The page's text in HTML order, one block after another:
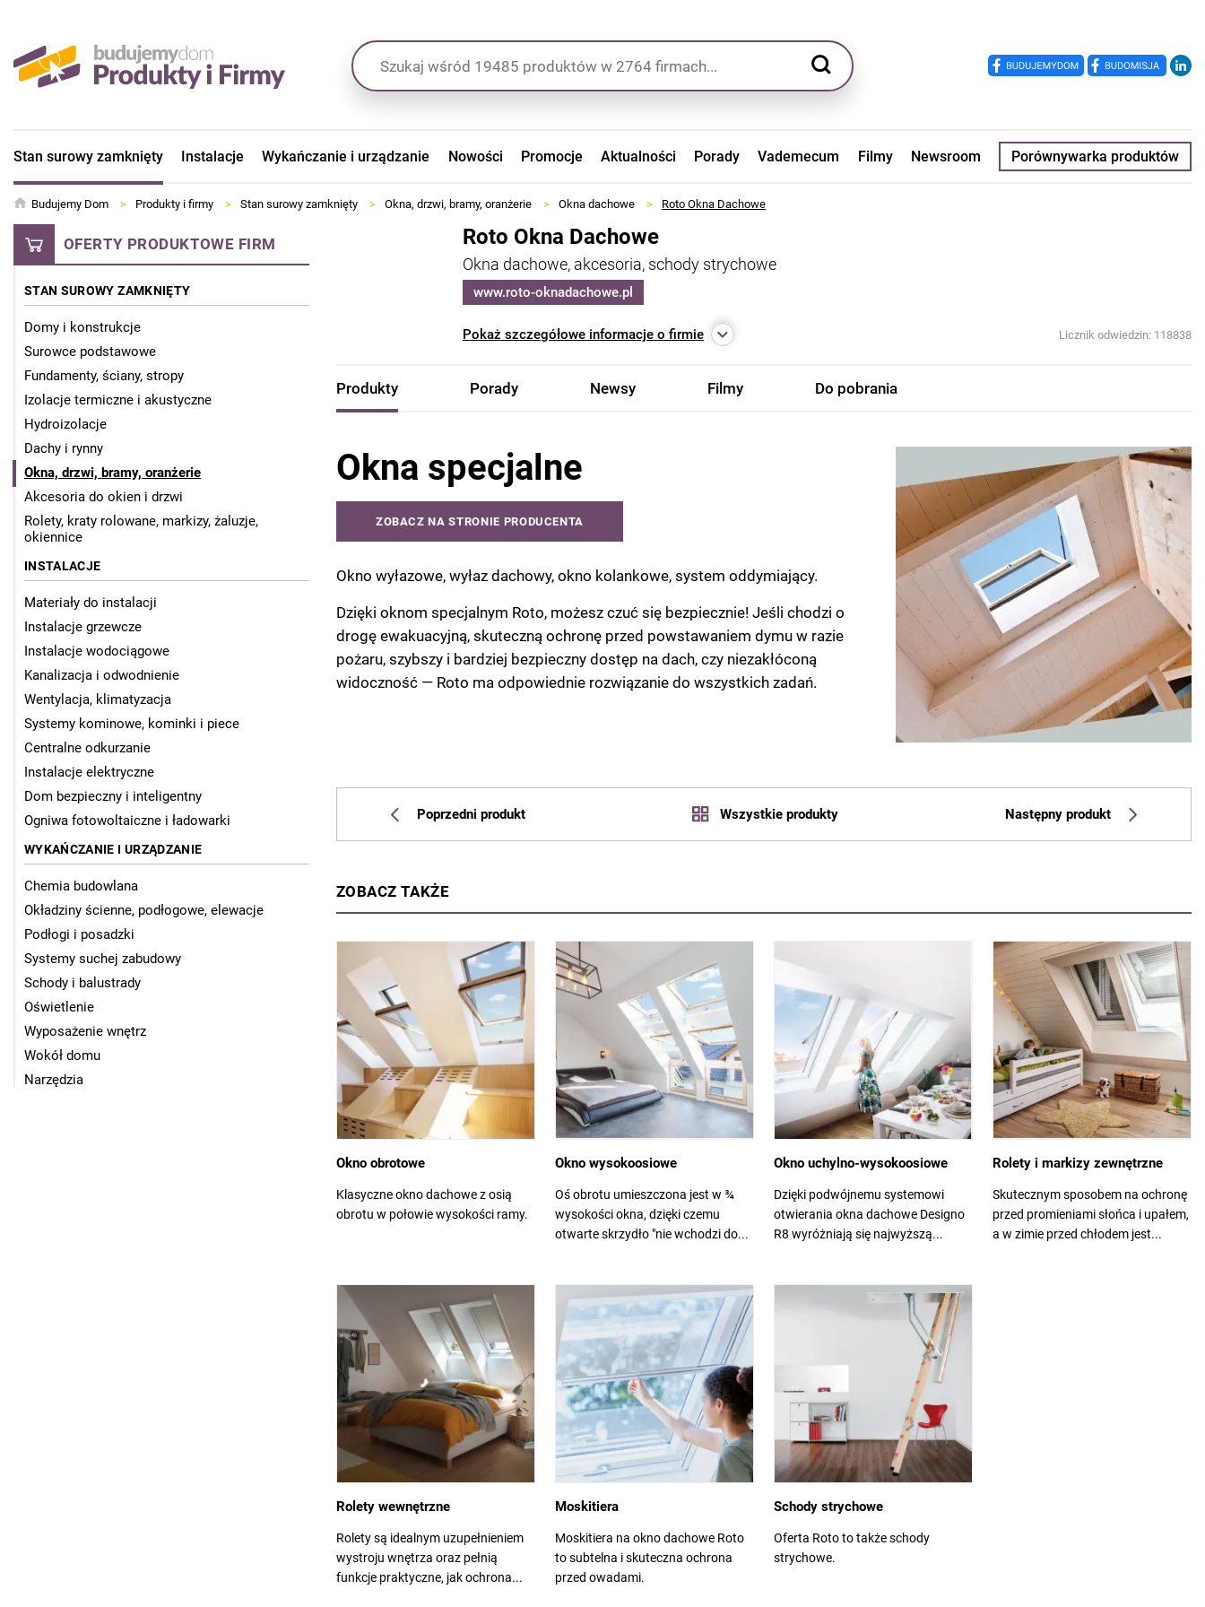
Stan surowy zamknięty Instalacje Wykańczanie i urządzanie Nowości Promocje Aktualności Porady Vademecum Filmy Newsroom Porównywarka produktów
Budujemy Dom > Produkty i firmy > Stan surowy zamknięty > Okna, drzwi, bramy, oranżerie > Okna dachowe > Roto Okna Dachowe
OFERTY PRODUKTOWE FIRM
STAN SUROWY ZAMKNIĘTY
Domy i konstrukcje
Surowce podstawowe
Fundamenty, ściany, stropy
Izolacje termiczne i akustyczne
Hydroizolacje
Dachy i rynny
Okna, drzwi, bramy, oranżerie
Akcesoria do okien i drzwi
Rolety, kraty rolowane, markizy, żaluzje,
okiennice
INSTALACJE
Materiały do instalacji
Instalacje grzewcze
Instalacje wodociągowe
Kanalizacja i odwodnienie
Wentylacja, klimatyzacja
Systemy kominowe, kominki i piece
Centralne odkurzanie
Instalacje elektryczne
Dom bezpieczny i inteligentny
Ogniwa fotowoltaiczne i ładowarki
WYKAŃCZANIE I URZĄDZANIE
Chemia budowlana
Okładziny ścienne, podłogowe, elewacje
Podłogi i posadzki
Systemy suchej zabudowy
Schody i balustrady
Oświetlenie
Wyposażenie wnętrz
Wokół domu
Narzędzia
Roto Okna Dachowe
Okna dachowe, akcesoria, schody strychowe
www.roto-oknadachowe.pl
Pokaż szczegółowe informacje o firmie Licznik odwiedzin: 118838
Produkty Porady Newsy Filmy Do pobrania
Okna specjalne
ZOBACZ NA STRONIE PRODUCENTA
Okno wyłazowe, wyłaz dachowy, okno kolankowe, system oddymiający.
Dzięki oknom specjalnym Roto, możesz czuć się bezpiecznie! Jeśli chodzi o
drogę ewakuacyjną, skuteczną ochronę przed powstawaniem dymu w razie
pożaru, szybszy i bardziej bezpieczny dostęp na dach, czy niezakłóconą
widoczność — Roto ma odpowiednie rozwiązanie do wszystkich zadań.
Poprzedni produkt Wszystkie produkty Następny produkt
ZOBACZ TAKŻE
Okno obrotowe
Klasyczne okno dachowe z osią
obrotu w połowie wysokości ramy.
Okno wysokoosiowe
Oś obrotu umieszczona jest w ¾
wysokości okna, dzięki czemu
otwarte skrzydło "nie wchodzi do...
Okno uchylno-wysokoosiowe
Dzięki podwójnemu systemowi
otwierania okna dachowe Designo
R8 wyróżniają się najwyższą...
Rolety i markizy zewnętrzne
Skutecznym sposobem na ochronę
przed promieniami słońca i upałem,
a w zimie przed chłodem jest...
Rolety wewnętrzne
Rolety są idealnym uzupełnieniem
wystroju wnętrza oraz pełnią
funkcje praktyczne, jak ochrona...
Moskitiera
Moskitiera na okno dachowe Roto
to subtelna i skuteczna ochrona
przed owadami.
Schody strychowe
Oferta Roto to także schody
strychowe.